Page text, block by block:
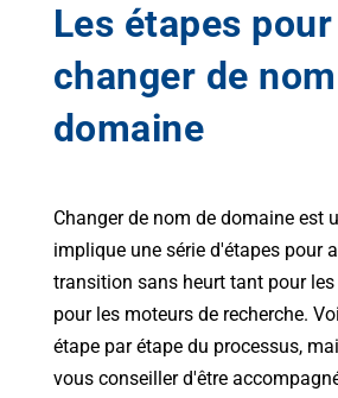
Les étapes pour
changer de
domaine
Changer de nom de domaine est
implique une série d'étapes pour
transition sans heurt tant pour
pour les moteurs de recherche.
étape par étape du processus,
vous conseiller d'être